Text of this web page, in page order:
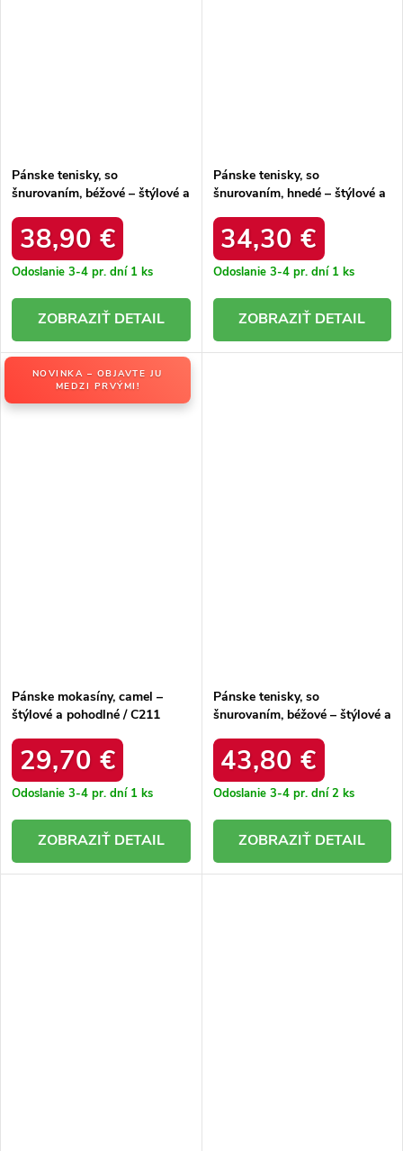
Pánske tenisky, so
šnurovaním, béžové – štýlové a
38,90 €
Odoslanie 3-4 pr. dní 1 ks
DETAIL
Pánske tenisky, so
šnurovaním, hnedé – štýlové a
34,30 €
Odoslanie 3-4 pr. dní 1 ks
DETAIL
NOVINKA – OBJAVTE JU
MEDZI PRVÝMI!
Pánske mokasíny, camel –
štýlové a pohodlné / C211
29,70 €
Odoslanie 3-4 pr. dní 1 ks
DETAIL
Pánske tenisky, so
šnurovaním, béžové – štýlové a
43,80 €
Odoslanie 3-4 pr. dní2 ks
DETAIL